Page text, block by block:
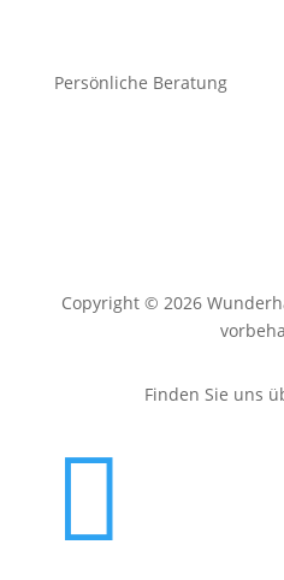
Persönliche Beratung
Copyright © 2026
Finden Sie uns
